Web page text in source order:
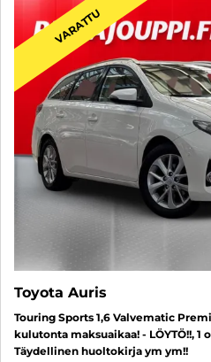
VARATTU
Toyota Auris
Touring Sports 1,6 Valvematic
kulutonta maksuaikaa! - LÖYTÖ!!, 1
Täydellinen huoltokirja ym ym!!